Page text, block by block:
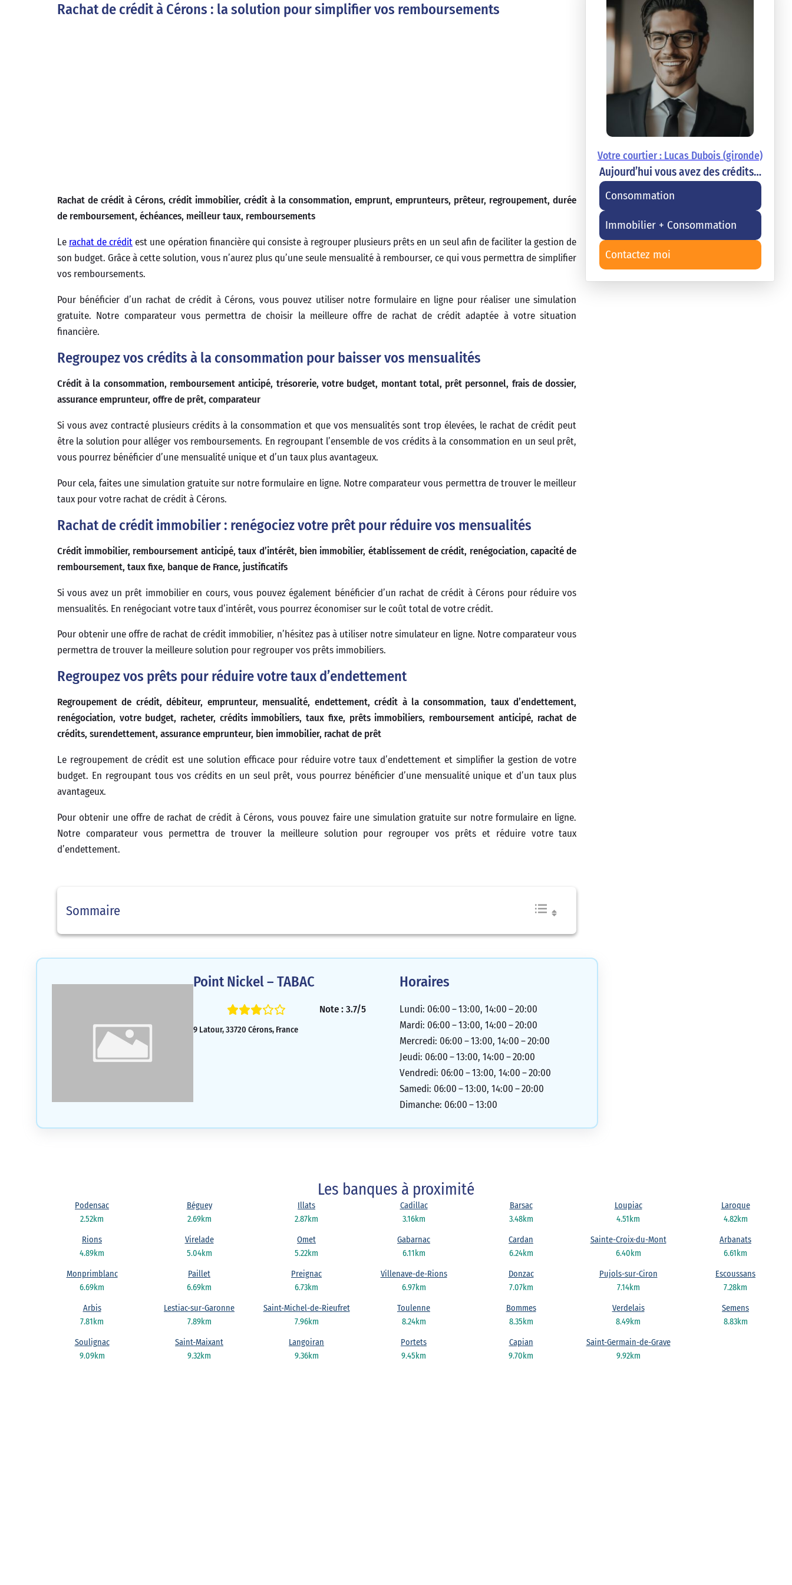
Votre courtier : Lucas Dubois (gironde)
Aujourd’hui vous avez des crédits…
Consommation
Immobilier + Consommation
Contactez moi
Rachat de crédit à Cérons : la solution pour simplifier vos remboursements
Rachat de crédit à Cérons, crédit immobilier, crédit à la consommation, emprunt, emprunteurs, prêteur, regroupement, durée
de remboursement, échéances, meilleur taux, remboursements
Le rachat de crédit est une opération financière qui consiste à regrouper plusieurs prêts en un seul afin de faciliter la gestion de
son budget. Grâce à cette solution, vous n’aurez plus qu’une seule mensualité à rembourser, ce qui vous permettra de simplifier
vos remboursements.
Pour bénéficier d’un rachat de crédit à Cérons, vous pouvez utiliser notre formulaire en ligne pour réaliser une simulation
gratuite. Notre comparateur vous permettra de choisir la meilleure offre de rachat de crédit adaptée à votre situation
financière.
Regroupez vos crédits à la consommation pour baisser vos mensualités
Crédit à la consommation, remboursement anticipé, trésorerie, votre budget, montant total, prêt personnel, frais de dossier,
assurance emprunteur, offre de prêt, comparateur
Si vous avez contracté plusieurs crédits à la consommation et que vos mensualités sont trop élevées, le rachat de crédit peut
être la solution pour alléger vos remboursements. En regroupant l’ensemble de vos crédits à la consommation en un seul prêt,
vous pourrez bénéficier d’une mensualité unique et d’un taux plus avantageux.
Pour cela, faites une simulation gratuite sur notre formulaire en ligne. Notre comparateur vous permettra de trouver le meilleur
taux pour votre rachat de crédit à Cérons.
Rachat de crédit immobilier : renégociez votre prêt pour réduire vos mensualités
Crédit immobilier, remboursement anticipé, taux d’intérêt, bien immobilier, établissement de crédit, renégociation, capacité de
remboursement, taux fixe, banque de France, justificatifs
Si vous avez un prêt immobilier en cours, vous pouvez également bénéficier d’un rachat de crédit à Cérons pour réduire vos
mensualités. En renégociant votre taux d’intérêt, vous pourrez économiser sur le coût total de votre crédit.
Pour obtenir une offre de rachat de crédit immobilier, n’hésitez pas à utiliser notre simulateur en ligne. Notre comparateur vous
permettra de trouver la meilleure solution pour regrouper vos prêts immobiliers.
Regroupez vos prêts pour réduire votre taux d’endettement
Regroupement de crédit, débiteur, emprunteur, mensualité, endettement, crédit à la consommation, taux d’endettement,
renégociation, votre budget, racheter, crédits immobiliers, taux fixe, prêts immobiliers, remboursement anticipé, rachat de
crédits, surendettement, assurance emprunteur, bien immobilier, rachat de prêt
Le regroupement de crédit est une solution efficace pour réduire votre taux d’endettement et simplifier la gestion de votre
budget. En regroupant tous vos crédits en un seul prêt, vous pourrez bénéficier d’une mensualité unique et d’un taux plus
avantageux.
Pour obtenir une offre de rachat de crédit à Cérons, vous pouvez faire une simulation gratuite sur notre formulaire en ligne.
Notre comparateur vous permettra de trouver la meilleure solution pour regrouper vos prêts et réduire votre taux
d’endettement.
Sommaire
Point Nickel – TABAC
Note : 3.7/5
9 Latour, 33720 Cérons, France
Horaires
Lundi: 06:00 – 13:00, 14:00 – 20:00
Mardi: 06:00 – 13:00, 14:00 – 20:00
Mercredi: 06:00 – 13:00, 14:00 – 20:00
Jeudi: 06:00 – 13:00, 14:00 – 20:00
Vendredi: 06:00 – 13:00, 14:00 – 20:00
Samedi: 06:00 – 13:00, 14:00 – 20:00
Dimanche: 06:00 – 13:00
Les banques à proximité
2.52km
Podensac
2.69km
Béguey
2.87km
Illats
3.16km
Cadillac
3.48km
Barsac
4.51km
Loupiac
4.82km
Laroque
4.89km
Rions
5.04km
Virelade
5.22km
Omet
6.11km
Gabarnac
6.24km
Cardan
6.40km
Sainte-Croix-du-Mont
6.61km
Arbanats
6.69km
Monprimblanc
6.69km
Paillet
6.73km
Preignac
6.97km
Villenave-de-Rions
7.07km
Donzac
7.14km
Pujols-sur-Ciron
7.28km
Escoussans
7.81km
Arbis
7.89km
Lestiac-sur-Garonne
7.96km
Saint-Michel-de-Rieufret
8.24km
Toulenne
8.35km
Bommes
8.49km
Verdelais
8.83km
Semens
9.09km
Soulignac
9.32km
Saint-Maixant
9.36km
Langoiran
9.45km
Portets
9.70km
Capian
9.92km
Saint-Germain-de-Grave